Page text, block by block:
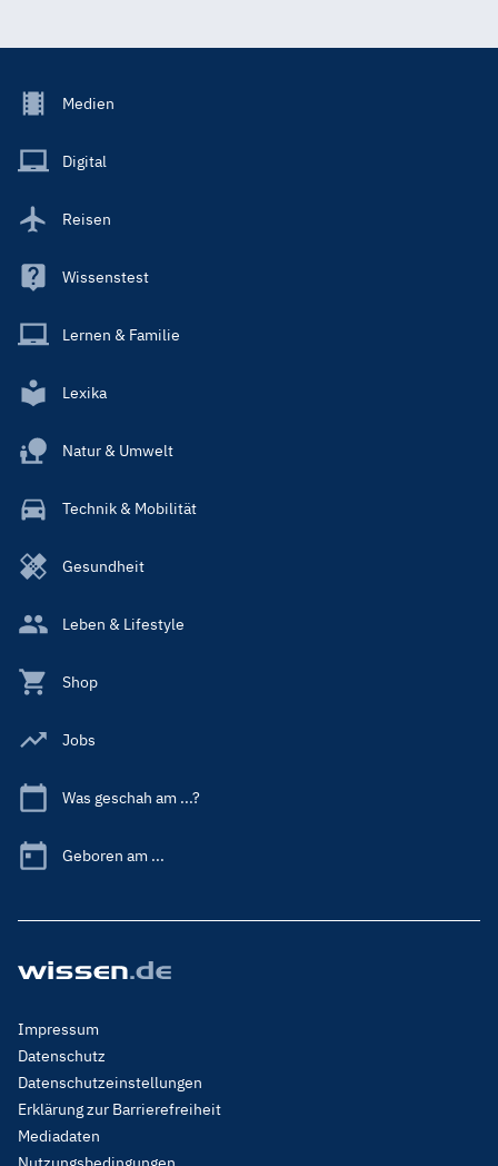
Footer
Main
Medien
Digital
Reisen
Wissenstest
Lernen & Familie
Lexika
Natur & Umwelt
Technik & Mobilität
Gesundheit
Leben & Lifestyle
Shop
Jobs
Was geschah am ...?
Geboren am ...
Footer
Menu
Legal
Impressum
Datenschutz
Datenschutzeinstellungen
Erklärung zur Barrierefreiheit
Mediadaten